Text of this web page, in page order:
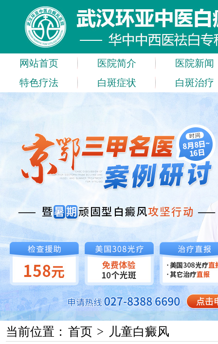
网站首页 医院简介
医院新闻
特色疗法
白斑症状 白斑治疗
当前位置： 首页 > 儿童白癜风